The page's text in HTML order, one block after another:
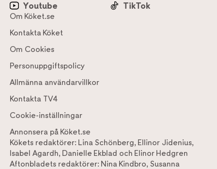
Youtube
TikTok
Om Köket.se
Kontakta Köket
Om Cookies
Personuppgiftspolicy
Allmänna användarvillkor
Kontakta TV4
Cookie-inställningar
Annonsera på Köket.se
Kökets redaktörer: Lina Schönberg, Ellinor Jidenius,
Isabel Agardh, Danielle Ekblad och Elinor Hedgren
Aftonbladets redaktörer: Nina Kindbro, Susanna